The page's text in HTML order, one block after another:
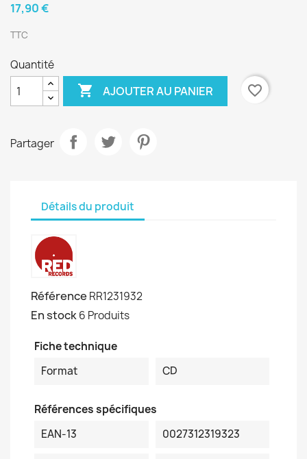
17,90 €
TTC
Quantité
 AJOUTER AU PANIER favorite_border
Partager
Détails du produit
Référence RR1231932
En stock6 Produits
Fiche technique
Format
CD
Références spécifiques
EAN-13
0027312319323